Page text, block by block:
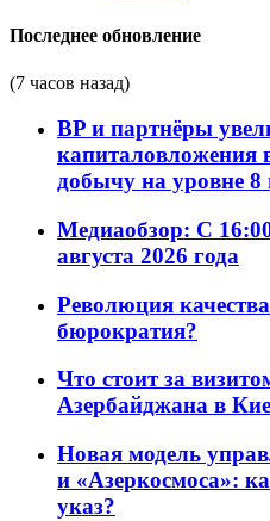
Последнее обновление
(7 часов назад)
BP и партнёры
капиталовложения
добычу на уровне
Медиаобзор: С
августа 2026 года
Революция
бюрократия?
Что стоит за
Азербайджана в
Новая модель
и «Азеркосмоса»:
указ?